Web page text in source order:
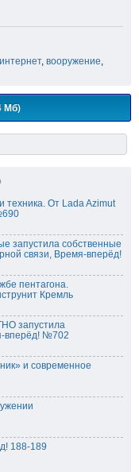
интернет, вооружение,
Мб)
техника. От Lada Azimut
запустила собственные
связи, Время-вперёд!
пентагона.
Кремль
запустила
вперёд! №702
и современное
188-189